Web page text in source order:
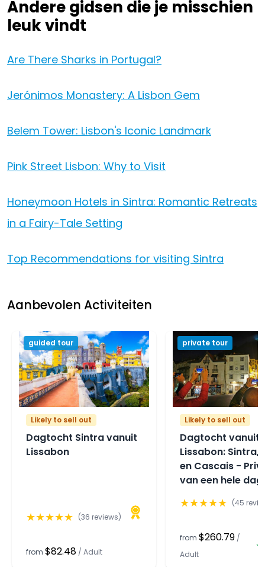
Andere gidsen die je misschien
leuk vindt
Are There Sharks in Portugal?
Jerónimos Monastery: A Lisbon Gem
Belem Tower: Lisbon's Iconic Landmark
Pink Street Lisbon: Why to Visit
Honeymoon Hotels in Sintra: Romantic Retreats
in a Fairy-Tale Setting
Top Recommendations for visiting Sintra
Aanbevolen Activiteiten
guided tour
Likely to sell out
Dagtocht Sintra vanuit
Lissabon
★★★★★ (36 reviews)
from $82.48 / Adult
private tour
Likely to sell out
Dagtocht vanuit
Lissabon: Sintra,
en Cascais -
van een hele dag
★★★★★ (45
from $260.79 /
Adult